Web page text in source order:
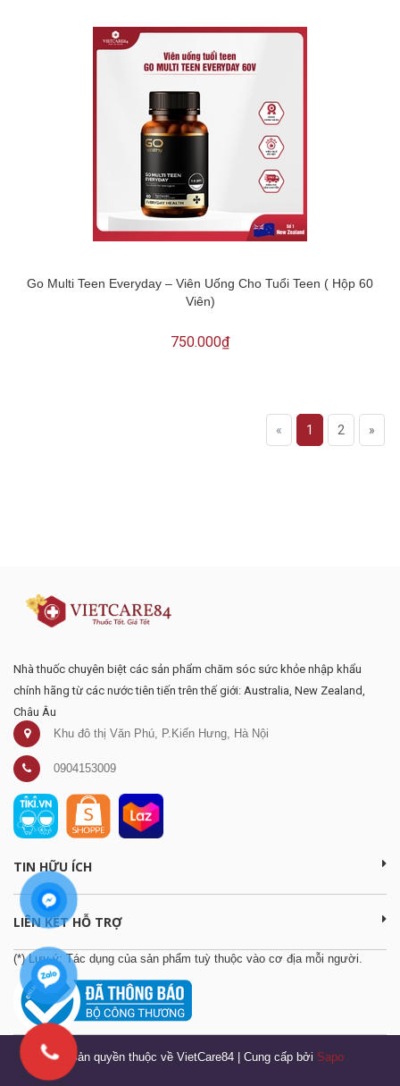
Go Multi Teen Everyday – Viên Uống Cho Tuổi Teen ( Hộp 60
Viên)
750.000₫
« 1 2 »
Nhà thuốc chuyên biệt các sản phẩm chăm sóc sức khỏe nhập khẩu
chính hãng từ các nước tiên tiến trên thế giới: Australia, New Zealand,
Châu Âu
Khu đô thị Văn Phú, P.Kiến Hưng, Hà Nội
0904153009
TIN HỮU ÍCH
LIÊN KẾT HỖ TRỢ
(*) Lưu ý: Tác dụng của sản phẩm tuỳ thuộc vào cơ địa mỗi người.
© Bản quyền thuộc về VietCare84 Cung cấp bởi Sapo